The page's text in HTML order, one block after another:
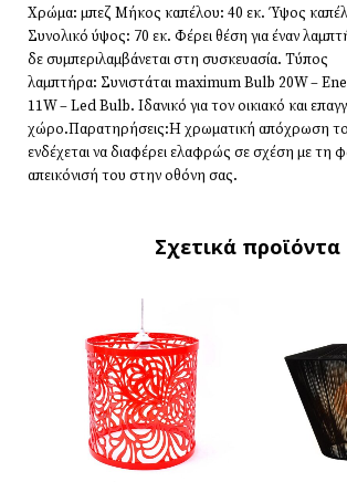
Χρώμα: μπεζ Μήκος καπέλου: 40 εκ. Ύψος
Συνολικό ύψος: 70 εκ. Φέρει θέση για έναν
δε συμπεριλαμβάνεται στη συσκευασία. Τύπος
λαμπτήρα: Συνιστάται maximum Bulb 20W –
11W – Led Bulb. Ιδανικό για τον οικιακό και
χώρο.Παρατηρήσεις:Η χρωματική απόχρωση
ενδέχεται να διαφέρει ελαφρώς σε σχέση με τη
απεικόνισή του στην οθόνη σας.
Σχετικά προϊόντα